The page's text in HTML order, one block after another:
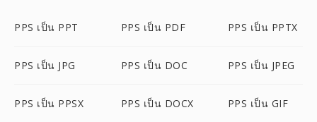
PPS เป็น PPT PPS เป็น PDF PPS เป็น PPTX
PPS เป็น JPG PPS เป็น DOC PPS เป็น JPEG
PPS เป็น PPSX PPS เป็น DOCX PPS เป็น GIF